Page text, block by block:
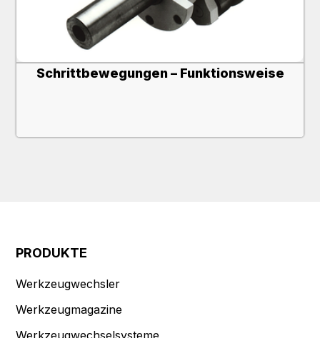
Schrittbewegungen – Funktionsweise
PRODUKTE
Werkzeugwechsler
Werkzeugmagazine